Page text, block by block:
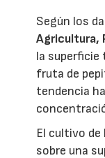
Según los
Agricultura,
la superficie
fruta de
tendencia
El cultivo de
sobre una